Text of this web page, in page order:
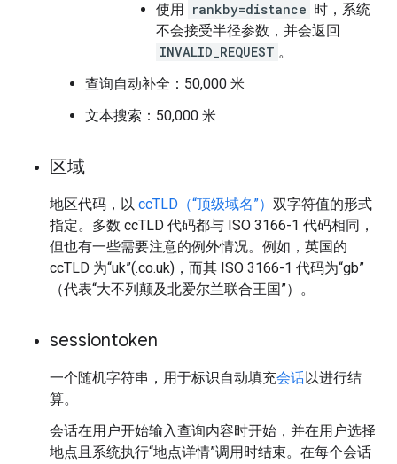
使用 rankby=distance 时，系统
不会接受半径参数，并会返回
INVALID_REQUEST 。
查询自动补全：50,000 米
文本搜索：50,000 米
区域
地区代码，以 ccTLD（“顶级域名”） 双字符值的形式
指定。多数 ccTLD 代码都与 ISO 3166-1 代码相同，
但也有一些需要注意的例外情况。例如，英国的
ccTLD 为“uk”(.co.uk)，而其 ISO 3166-1 代码为“gb”
（代表“大不列颠及北爱尔兰联合王国”）。
sessiontoken
一个随机字符串，用于标识自动填充会话以进行结
算。
会话在用户开始输入查询内容时开始，并在用户选择
地点且系统执行“地点详情”调用时结束。在每个会话